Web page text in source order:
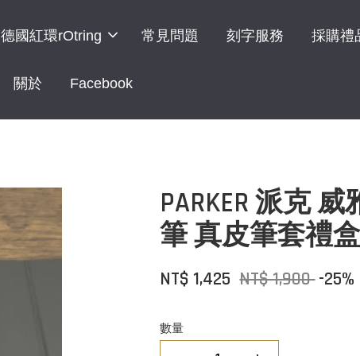
德國紅環rOtring 常見問題 刻字服務 採購禮
關於 Facebook
PARKER 派克
筆 真皮筆套禮盒
NT$ 1,425 NT$ 1,900-25%
數量